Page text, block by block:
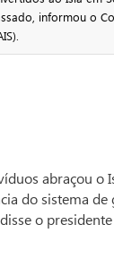
informou o
abraçou o
do sistema de
o